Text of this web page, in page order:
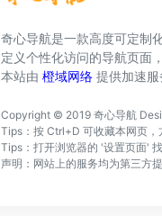
奇心导航是一款高度可定制
定义个性化访问的导航页面
本站由 橙域网络 提供加速服
Copyright © 2019 奇心导航
Tips：按 Ctrl+D 可收藏本网页，
Tips：打开浏览器的 '设置页面'
声明：网站上的服务均为第三方